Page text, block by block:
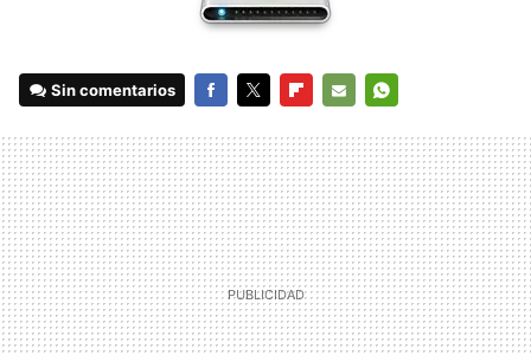
Sin comentarios
MAIL